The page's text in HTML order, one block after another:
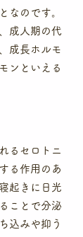
なのです。
成人期の代
成長ホルモ
ンといえる
るセロトニ
る作用のあ
起きに日光
ことで分泌
込みや抑う